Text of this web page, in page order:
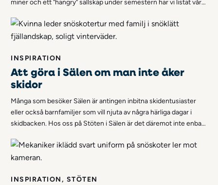
miner och ett "hangry" sällskap under semestern har vi listat våra
INSPIRATION
Att göra i Sälen om man inte åker
skidor
Många som besöker Sälen är antingen inbitna skidentusiaster
eller också barnfamiljer som vill njuta av några härliga dagar i
skidbacken. Hos oss på Stöten i Sälen är det däremot inte enbart
om du åker skidor eller inte, kan du vara säker på att du får en
trevlig och händelserik vistelse!
INSPIRATION, STÖTEN